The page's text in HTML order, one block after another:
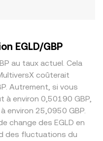
EGLD/GBP
au taux actuel. Cela
coûterait
Autrement, si vous
à environ 0,50190 GBP,
environ 25,0950 GBP.
change des EGLD en
des fluctuations du